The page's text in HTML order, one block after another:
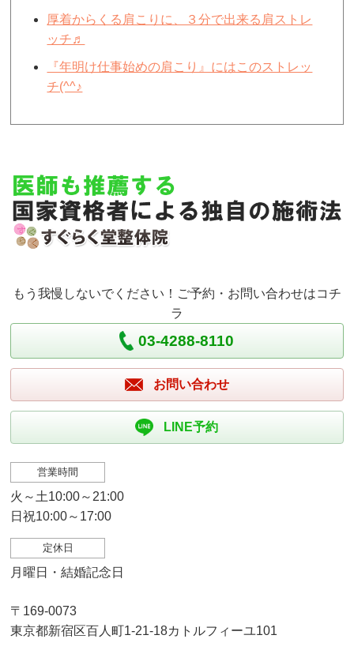
厚着からくる肩こりに、３分で出来る肩ストレ
ッチ♬
『年明け仕事始めの肩こり』にはこのストレッ
チ(^^♪
もう我慢しないでください！ご予約・お問い合わせはコチ
ラ
03-4288-8110
お問い合わせ
LINE予約
営業時間
火～土10:00～21:00
日祝10:00～17:00
定休日
月曜日・結婚記念日
〒169-0073
東京都新宿区百人町1-21-18カトルフィーユ101